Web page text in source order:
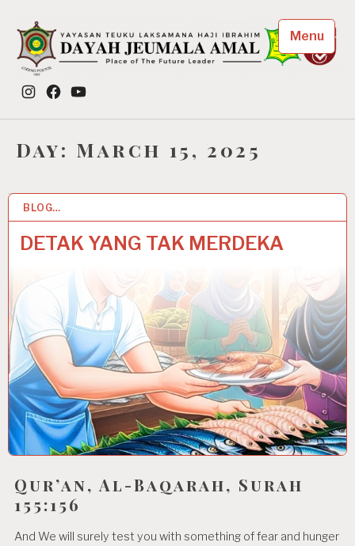
content
Dayah Jeumala Amal
Place of The Future Leader
Instagram
FacebookYouTube
Menu
Day: March 15, 2025
BLOG…
DETAK YANG TAK MERDEKA
15 MAR 2025
Qur’an, Al-Baqarah, Surah
155:156
And We will surely test you with something of fear and hunger